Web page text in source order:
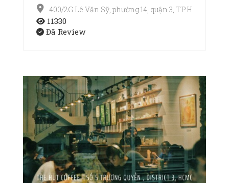
400/2G Lê Văn Sỹ, phường 14, quận 3, TP.HCM
11330
Đã Review